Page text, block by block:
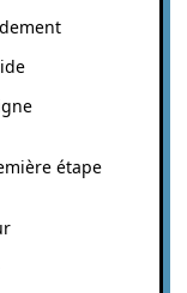
étape